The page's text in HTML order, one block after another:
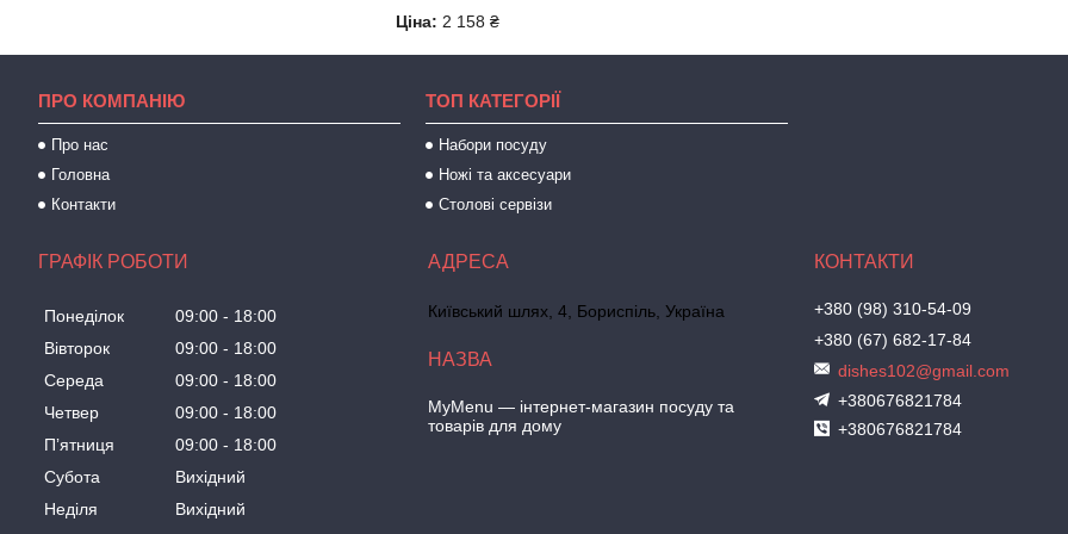
Ціна: 2 158 ₴
ПРО КОМПАНІЮ
Про нас
Головна
Контакти
ТОП КАТЕГОРІЇ
Набори посуду
Ножі та аксесуари
Столові сервізи
ГРАФІК РОБОТИ
Понеділок 09:00
18:00
Вівторок
09:00
18:00
Середа
09:00
18:00
Четвер
09:00
18:00
Пʼятниця
09:00
18:00
Субота
Вихідний
Неділя
Вихідний
Київський шлях, 4, Бориспіль, Україна
MyMenu — інтернет-магазин посуду та
товарів для дому
+380 (98) 310-54-09
+380 (67) 682-17-84
dishes102@gmail.com
+380676821784
+380676821784